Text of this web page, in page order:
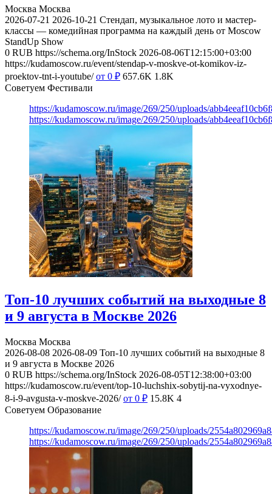
Москва Москва
2026-07-21 2026-10-21 Стендап, музыкальное лото и мастер-
классы — комедийная программа на каждый день от Moscow
StandUp Show
0 RUB https://schema.org/InStock 2026-08-06T12:15:00+03:00
https://kudamoscow.ru/event/stendap-v-moskve-ot-komikov-iz-
proektov-tnt-i-youtube/ от 0 ₽ 657.6K 1.8K
Советуем Фестивали
https://kudamoscow.ru/image/269/250/uploads/
https://kudamoscow.ru/image/269/250/uploads/
Топ-10 лучших событий на выходные 8
и 9 августа в Москве 2026
Москва Москва
2026-08-08 2026-08-09 Топ-10 лучших событий на выходные 8
и 9 августа в Москве 2026
0 RUB https://schema.org/InStock 2026-08-05T12:38:00+03:00
https://kudamoscow.ru/event/top-10-luchshix-sobytij-na-vyxodnye-
8-i-9-avgusta-v-moskve-2026/ от 0 ₽ 15.8K 4
Советуем Образование
https://kudamoscow.ru/image/269/250/uploads/
https://kudamoscow.ru/image/269/250/uploads/